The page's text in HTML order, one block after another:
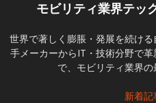
モビリティ業界テッ
世界で著しく膨脹・発展を続け
手メーカーからIT・技術分野で
で、モビリティ業界の
新着